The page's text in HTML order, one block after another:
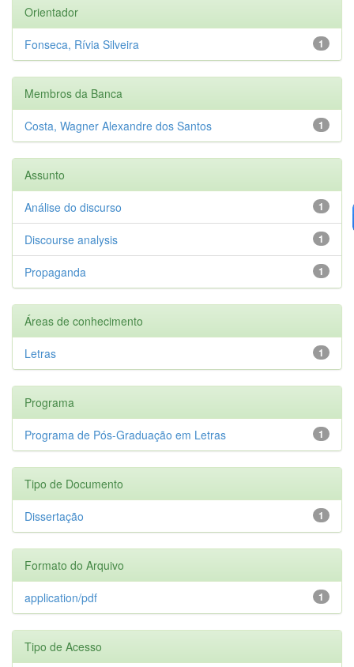
Orientador
1
Fonseca, Rívia Silveira
Membros da Banca
1
Costa, Wagner Alexandre dos Santos
Assunto
1
Análise do discurso
1
Discourse analysis
1
Propaganda
Áreas de conhecimento
1
Letras
Programa
1
Programa de Pós-Graduação em Letras
Tipo de Documento
1
Dissertação
Formato do Arquivo
1
application/pdf
Tipo de Acesso